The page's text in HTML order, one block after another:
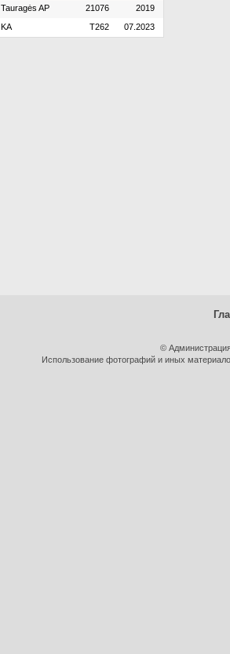
Tauragės AP 21076 2019
KA T262 07.2023
©
Использование фотографий и иных